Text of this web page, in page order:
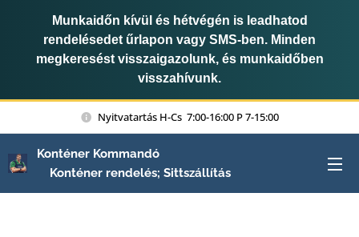
Munkaidőn kívül és hétvégén is leadhatod
rendelésedet űrlapon vagy SMS-ben. Minden
megkeresést visszaigazolunk, és munkaidőben
visszahívunk.
Nyitvatartás H-Cs 7:00-16:00 P 7-15:00
Konténer Kommandó
Konténer rendelés; Sittszállítás